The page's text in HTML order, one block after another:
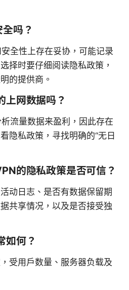
吗？
全性上存在妥协，可能记录
择时要仔细阅读隐私政策，
的提供商。
上网数据吗？
流量数据来盈利，因此存在
隐私政策，寻找明确的“无日
的隐私政策是否可信？
动日志、是否有数据保留期
共享情况，以及是否接受独
如何？
受用户数量、服务器负载及